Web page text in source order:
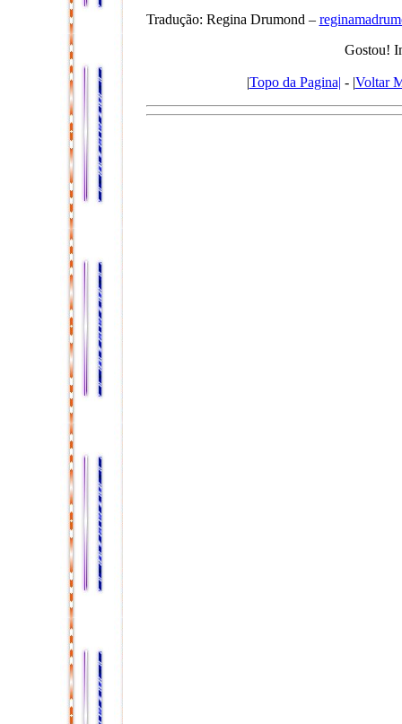
Tradução: Regina Drumond –
Gostou!
|Topo da Pagina| - |Voltar